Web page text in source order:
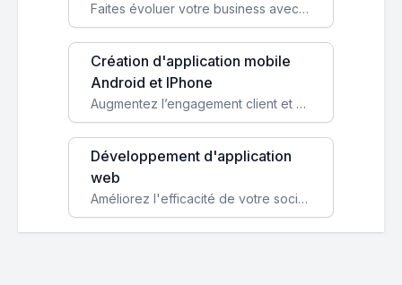
Faites évoluer votre business avec des solutions logicielles personnalisées, parfaitement adaptées à vos besoins spécifiques.
Création d'application mobile
Android et IPhone
Augmentez l’engagement client et simplifiez vos processus avec une application mobile sur mesure, disponible sur iOS et Android.
Développement d'application
web
Améliorez l'efficacité de votre société avec une application web personnalisée accessible partout et tout le temps.